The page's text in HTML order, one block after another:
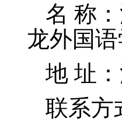
名 称：
龙外国
地 址
联系方